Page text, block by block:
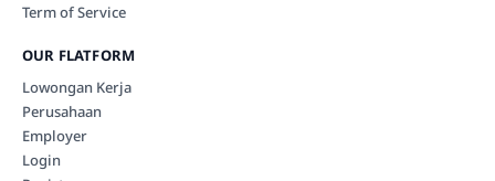
Term of Service
OUR FLATFORM
Lowongan Kerja
Perusahaan
Employer
Login